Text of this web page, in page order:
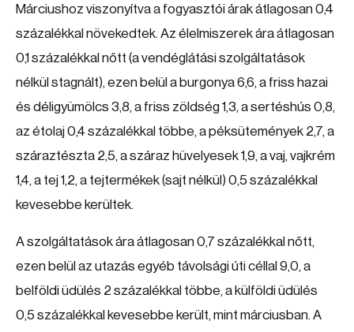
Márciushoz viszonyítva a fogyasztói árak átlagosan 0,4
százalékkal növekedtek. Az élelmiszerek ára átlagosan
0,1 százalékkal nőtt (a vendéglátási szolgáltatások
nélkül stagnált), ezen belül a burgonya 6,6, a friss hazai
és déligyümölcs 3,8, a friss zöldség 1,3, a sertéshús 0,8,
az étolaj 0,4 százalékkal többe, a péksütemények 2,7, a
száraztészta 2,5, a száraz hüvelyesek 1,9, a vaj, vajkrém
1,4, a tej 1,2, a tejtermékek (sajt nélkül) 0,5 százalékkal
kevesebbe kerültek.
A szolgáltatások ára átlagosan 0,7 százalékkal nőtt,
ezen belül az utazás egyéb távolsági úti céllal 9,0, a
belföldi üdülés 2 százalékkal többe, a külföldi üdülés
0,5 százalékkal kevesebbe került, mint márciusban. A